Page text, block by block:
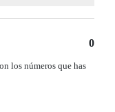
0
los números que has